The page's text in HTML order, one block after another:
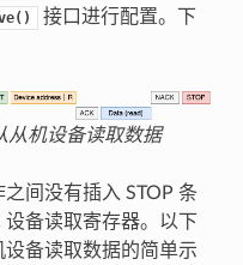
接口进行配置。下
从机设备读取数据
间没有插入 STOP 条
备读取寄存器。以下
备读取数据的简单示